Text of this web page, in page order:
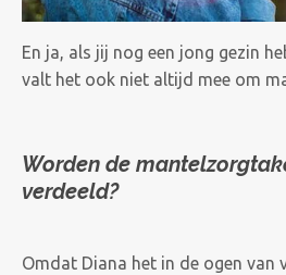
En ja, als jij nog een jong gezin
valt het ook niet altijd mee om
Worden de
verdeeld?
Omdat Diana het in de ogen van